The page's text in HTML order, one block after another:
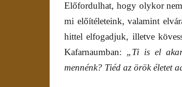
Előfordulhat, hogy olykor
mi előítéleteink, valamint
hittel elfogadjuk, illetve
Kafarnaumban: „Ti is el
mennénk? Tiéd az örök életet